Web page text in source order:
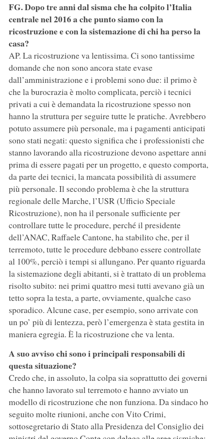
FG. Dopo tre anni dal sisma che ha colpito l’Italia
centrale nel 2016 a che punto siamo con la
ricostruzione e con la sistemazione di chi ha perso la
casa?
AP. La ricostruzione va lentissima. Ci sono tantissime
domande che non sono ancora state evase
dall’amministrazione e i problemi sono due: il primo è
che la burocrazia è molto complicata, perciò i tecnici
privati a cui è demandata la ricostruzione spesso non
hanno la struttura per seguire tutte le pratiche. Avrebbero
potuto assumere più personale, ma i pagamenti anticipati
sono stati negati: questo significa che i professionisti che
stanno lavorando alla ricostruzione devono aspettare anni
prima di essere pagati per un progetto, e questo comporta,
da parte dei tecnici, la mancata possibilità di assumere
più personale. Il secondo problema è che la struttura
regionale delle Marche, l’USR (Ufficio Speciale
Ricostruzione), non ha il personale sufficiente per
controllare tutte le procedure, perché il presidente
dell’ANAC, Raffaele Cantone, ha stabilito che, per il
terremoto, tutte le procedure debbano essere controllate
al 100%, perciò i tempi si allungano. Per quanto riguarda
la sistemazione degli abitanti, si è trattato di un problema
risolto subito: nei primi quattro mesi tutti avevano già un
tetto sopra la testa, a parte, ovviamente, qualche caso
sporadico. Alcune case, per esempio, sono arrivate con
un po’ più di lentezza, però l’emergenza è stata gestita in
maniera egregia. È la ricostruzione che va lenta.
A suo avviso chi sono i principali responsabili di
questa situazione?
Credo che, in assoluto, la colpa sia soprattutto dei governi
che hanno lavorato sul terremoto e hanno avviato un
modello di ricostruzione che non funziona. Da sindaco ho
seguito molte riunioni, anche con Vito Crimi,
sottosegretario di Stato alla Presidenza del Consiglio dei